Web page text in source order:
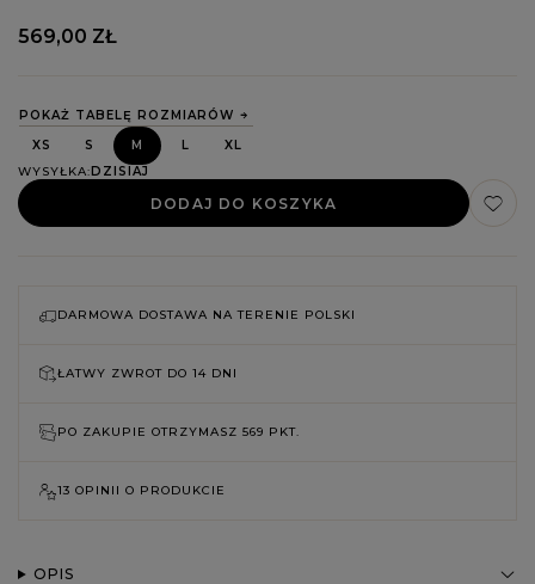
POKAŻ TABELĘ ROZMIARÓW
XS
S M L
XL
WYSYŁKA DZISIAJ
DODAJ DO KOSZYKA
569,00 ZŁ
DARMOWA DOSTAWA NA TERENIE POLSKI
ŁATWY ZWROT DO 14 DNI
PO ZAKUPIE OTRZYMASZ 569 PKT.
13 OPINII O PRODUKCIE
OPIS